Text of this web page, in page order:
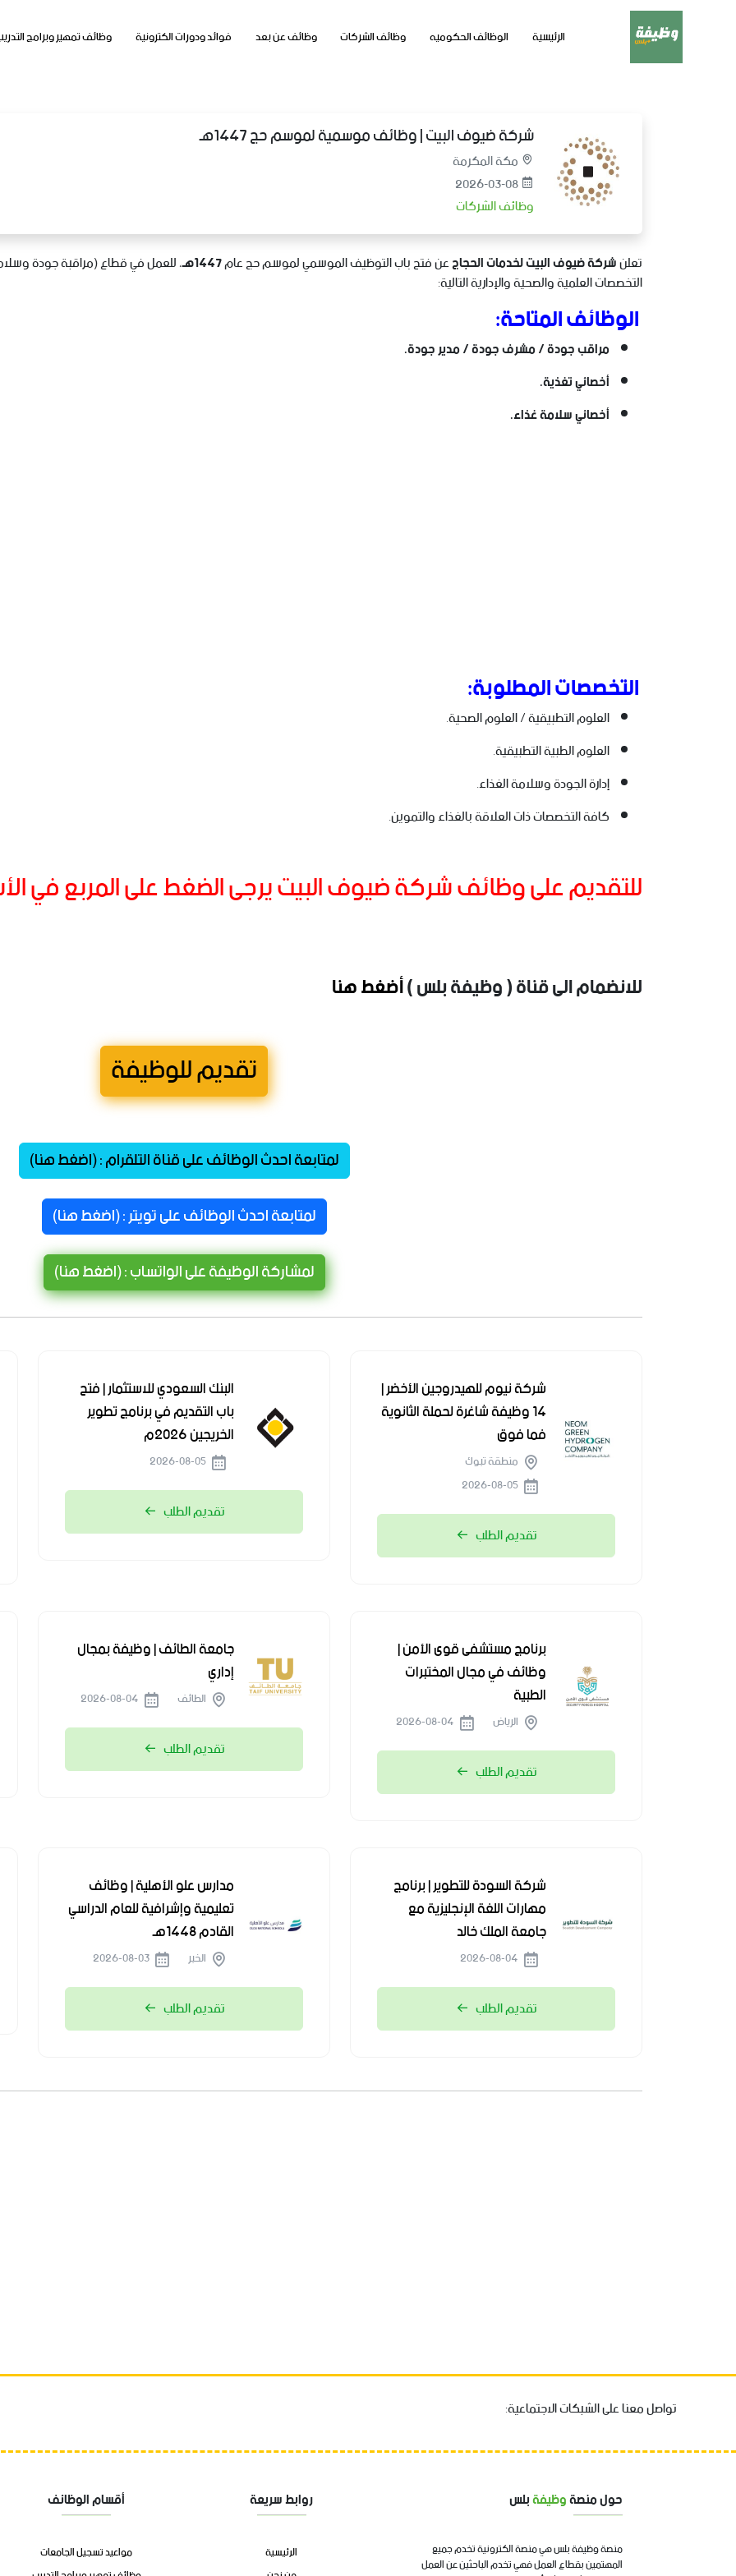
الرئيسية الوظائف الحكوميه وظائف الشركات وظائف عن بعد فوائد ودورات الكترونية وظائف تمهير وبرامج
شركة ضيوف البيت | وظائف موسمية لموسم حج 1447هـ
مكة المكرمة
2026-03-08
وظائف الشركات
تعلنشركة ضيوف البيت لخدمات الحجاجعن فتح باب التوظيف الموسمي لموسم حج عام1447هـ ، للعمل في قطاع (مراقبة جودة
التخصصات العلمية والصحية والإدارية التالية:
الوظائف المتاحة:
مراقب جودة / مشرف جودة / مدير جودة.
أخصائي تغذية.
أخصائي سلامة غذاء.
التخصصات المطلوبة:
العلوم التطبيقية / العلوم الصحية.
العلوم الطبية التطبيقية.
إدارة الجودة وسلامة الغذاء.
كافة التخصصات ذات العلاقة بالغذاء والتموين.
للتقديم على وظائف شركة ضيوف البيت يرجى الضغط على المربع في
للانضمام الى قناة ( وظيفة بلس )أضغط هنا
تقديم للوظيفة
لمتابعة احدث الوظائف على قناة التلقرام : (اضغط هنا)
لمتابعة احدث الوظائف على تويتر : (اضغط هنا)
لمشاركة الوظيفة على الواتساب : (اضغط هنا)
شركة نيوم للهيدروجين الأخضر |
14 وظيفة شاغرة لحملة الثانوية
فما فوق
منطقة تبوك
تقديم الطلب
البنك السعودي للاستثمار | فتح
باب التقديم في برنامج تطوير
الخريجين 2026م
تقديم الطلب
برنامج مستشفى قوى الأمن |
وظائف في مجال المختبرات
الطبية
الرياض
تقديم الطلب
جامعة الطائف | وظيفة بمجال
إداري
الطائف
تقديم الطلب
شركة السودة للتطوير | برنامج
مهارات اللغة الإنجليزية مع
جامعة الملك خالد
تقديم الطلب
مدارس علو الأهلية | وظائف
تعليمية وإشرافية للعام الدراسي
القادم 1448هـ
الخبر
تقديم الطلب
تواصل معنا على الشبكات الاجتماعية:
حول منصةوظيفةبلس
منصة وظيفة بلس هي منصة الكترونية تخدم جميع
المهتمين بقطاع العمل فهي تخدم الباحثين عن العمل
روابط سريعة
الرئيسية
أقسام الوظائف
مواعيد تسجيل الجامعات